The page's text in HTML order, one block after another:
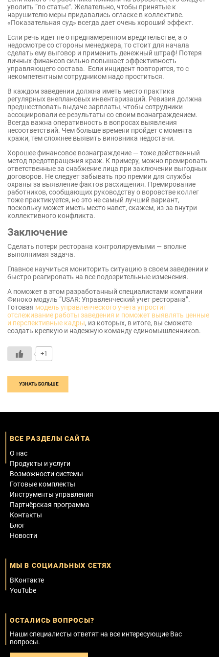
уволить “по статье”. Желательно, чтобы принятые к
нарушителю меры придавались огласке в коллективе.
«Показательная суд» всегда дает очень хороший эффект.
Если речь идет не о преднамеренном вредительстве, а о
недосмотре со стороны менеджера, то стоит для начала
сделать ему выговор и применить денежный штраф! Потеря
личных финансов сильно повышает эффективность
управляющего состава. Если инцидент повторится, то с
некомпетентным сотрудником надо проститься.
В каждом заведении должна иметь место практика
регулярных внеплановых инвентаризаций. Ревизия должна
предшествовать выдаче зарплаты, чтобы сотрудники
ассоциировали ее результаты со своим вознаграждением.
Всегда важна оперативность в вопросах выявления
несоответствий. Чем больше времени пройдет с момента
кражи, тем сложнее выявить виновника недостачи.
Хорошее финансовое вознаграждение — тоже действенный
метод предотвращения краж. К примеру, можно премировать
ответственные за снабжение лица при заключении выгодных
договоров. Не следует забывать про премии для службы
охраны за выявление фактов расхищения. Премирование
работников, сообщающих руководству о воровстве коллег
тоже практикуется, но это не самый лучший вариант,
поскольку может иметь место навет, скажем, из-за внутри
коллективного конфликта.
Заключение
Сделать потери ресторана контролируемыми — вполне
выполнимая задача.
Главное научиться мониторить ситуацию в своем заведении и
быстро реагировать на все подозрительные изменения.
А поможет в этом разработанный специалистами компании
Финоко модуль “USAR: Управленческий учет ресторана”.
Готовая модель управленческого учета упростит
отслеживание работы заведения и поможет выявлять ценные
и перспективные кадры, из которых, в итоге, вы сможете
создать крепкую и надежную команду единомышленников.
+1
УЗНАТЬ БОЛЬШЕ
ВСЕ РАЗДЕЛЫ САЙТА
О нас
Продукты и услуги
Возможности системы
Готовые комплекты
Инструменты управления
Партнёрская программа
Контакты
Блог
Новости
МЫ В СОЦИАЛЬНЫХ СЕТЯХ
ВКонтакте
YouTube
ОСТАЛИСЬ ВОПРОСЫ?
Наши специалисты ответят на все интересующие Вас
вопросы.